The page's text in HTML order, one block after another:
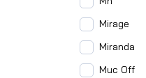
Mirage
Miranda
Muc Off